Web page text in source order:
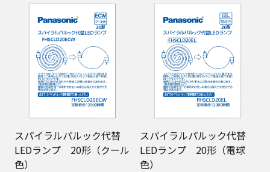
スパイラルパルック代替
LEDランプ 20形（クール
色）
スパイラルパルック代替
LEDランプ 20形（電球
色）